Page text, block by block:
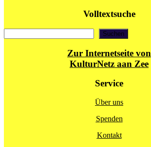
Volltextsuche
Suchen
Zur Internetseite von
KulturNetz aan Zee
Service
Über uns
Spenden
Kontakt